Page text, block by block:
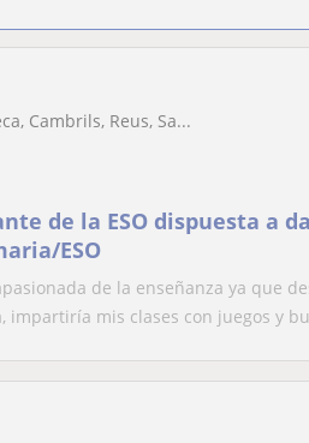
Cambrils, Reus, Sa...
de la ESO dispuesta a
ESO
de la enseñanza ya que
impartiría mis clases con juegos y